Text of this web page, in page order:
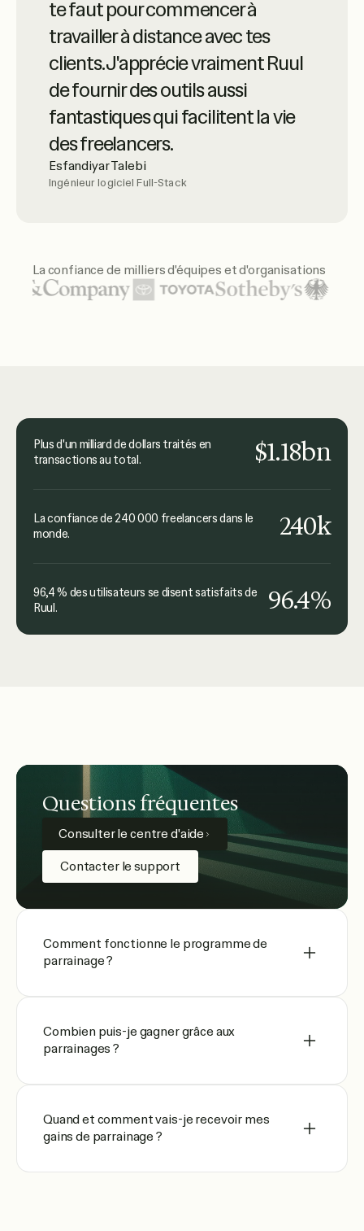
ligne avancés, avec un service
client de très haut niveau. Ils sont
très professionnels – fortement
recommandés.
Luciano Landaeta
te faut pour commencer à
travailler à distance avec tes
clients. J'apprécie vraiment Ruul
de fournir des outils aussi
fantastiques qui facilitent la vie
des freelancers.
Esfandiyar Talebi
Ingénieur logiciel Full-Stack
paiements efficacement. Je suis
La confiance de milliers d'équipes et d'organisations
Plus d'un milliard de dollars traités en
transactions au total.
$1.18bn
La confiance de 240 000 freelancers dans le
monde.
240k
96,4 % des utilisateurs se disent satisfaits de
Ruul.
96.4%
Questions fréquentes
Consulter le centre d'aide
Contacter le support
Comment fonctionne le programme de
parrainage ?
Combien puis-je gagner grâce aux
parrainages ?
Quand et comment vais-je recevoir mes
gains de parrainage ?